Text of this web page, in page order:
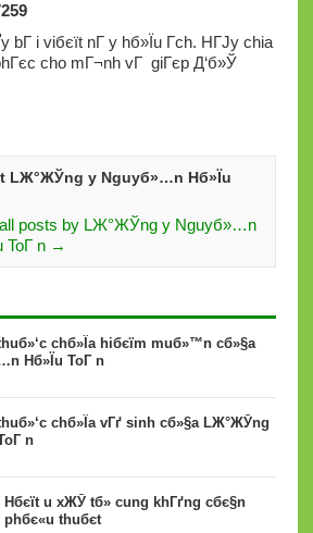
bГ i viбєїt nГ y hб»Їu Г­ch. HГЈy chia
cho mГ¬nh vГ giГєp Д‘б»Ў
LЖ°ЖЎng y Nguyб»…n Hб»Їu
posts by LЖ°ЖЎng y Nguyб»…n
ToГ n →
chб»Їa hiбєїm muб»™n cб»§a
Hб»Їu ToГ n
chб»Їa vГґ sinh cб»§a LЖ°ЖЎng
n
Hбєїt u xЖЎ tб»­ cung khГґng cбє§n
phбє«u thuбє­t